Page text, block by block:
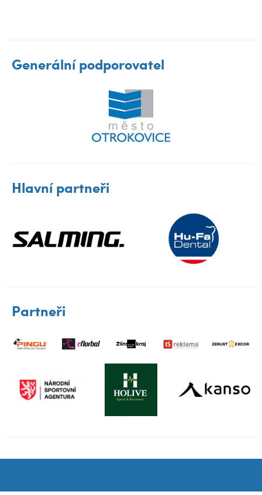
Generální podporovatel
Hlavní partneři
Partneři